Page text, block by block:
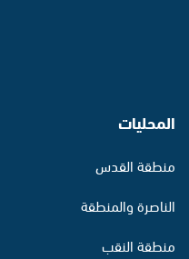
المحليات
منطقة القدس
الناصرة والمنطقة
منطقة النقب